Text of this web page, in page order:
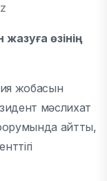
өзінің
жобасын
мәслихат
айтты,